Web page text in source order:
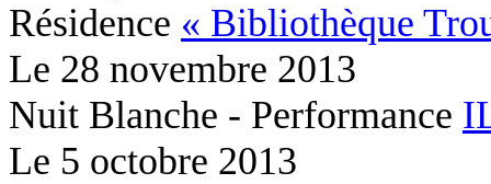
Résidence « Bibliothèque
Le 28 novembre 2013
Nuit Blanche - Performance
Le 5 octobre 2013